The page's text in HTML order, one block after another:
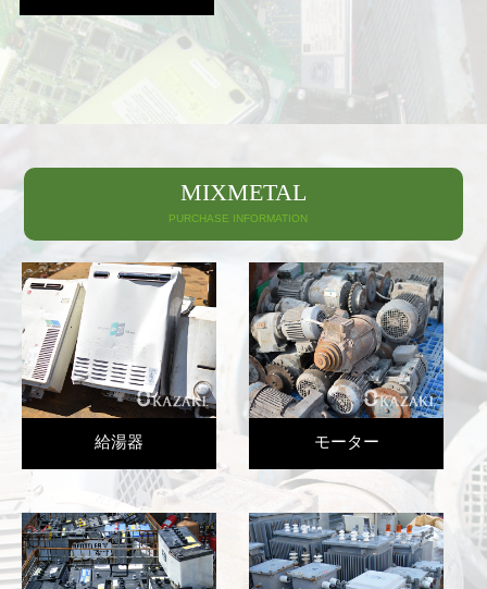
MIXMETAL
PURCHASE INFORMATION
給湯器 モーター